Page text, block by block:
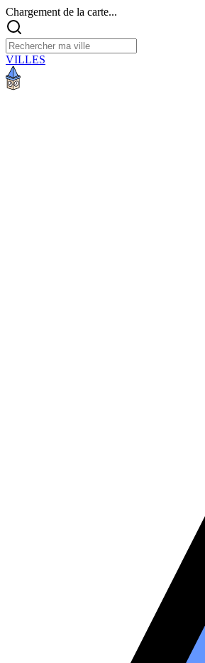
Chargement de la carte...
VILLES